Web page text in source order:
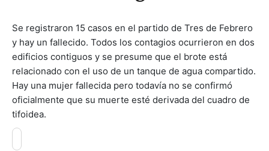
Se registraron 15 casos en el partido de Tres de Febrero
y hay un fallecido. Todos los contagios ocurrieron en dos
edificios contiguos y se presume que el brote está
relacionado con el uso de un tanque de agua compartido.
Hay una mujer fallecida pero todavía no se confirmó
oficialmente que su muerte esté derivada del cuadro de
tifoidea.